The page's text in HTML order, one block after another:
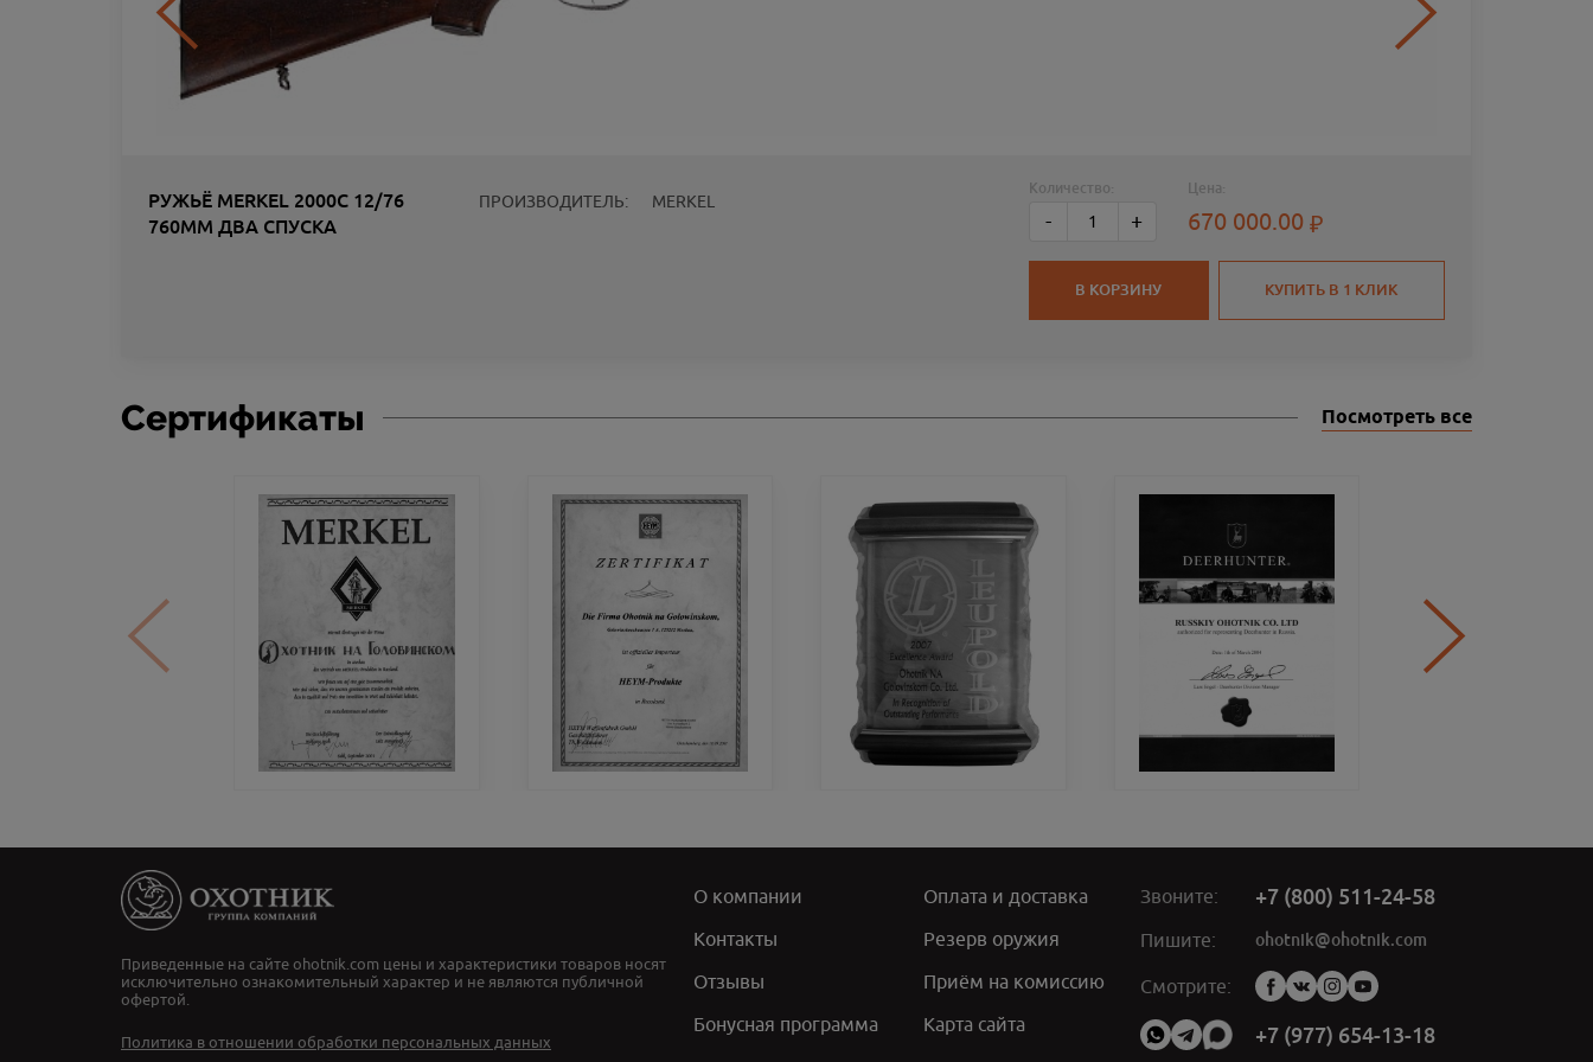
РУЖЬЁ MERKEL 2000C 12/76
760ММ ДВА СПУСКА
ПРОИЗВОДИТЕЛЬ: MERKEL
Количество:
- +
Цена:
670 000.00
В КОРЗИНУ КУПИТЬ В 1 КЛИК
Сертификаты Посмотреть все
Приведенные на сайте ohotnik.com цены и характеристики товаров носят
исключительно ознакомительный характер и не являются публичной
офертой.
Политика в отношении обработки персональных данных
О компании
Контакты
Отзывы
Бонусная программа
Оплата и доставка
Резерв оружия
Приём на комиссию
Карта сайта
Звоните: +7 (800) 511-24-58
Пишите: ohotnik@ohotnik.com
Смотрите:
Мы
в
социальных
сетях:
+7 (977) 654-13-18